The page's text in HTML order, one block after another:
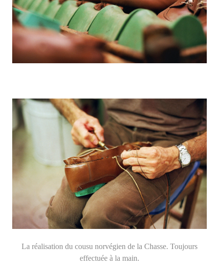
La réalisation du cousu norvégien de la Chasse. Toujours
effectuée à la main.